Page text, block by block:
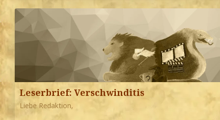
Leserbrief: Verschwinditis
Liebe Redaktion,